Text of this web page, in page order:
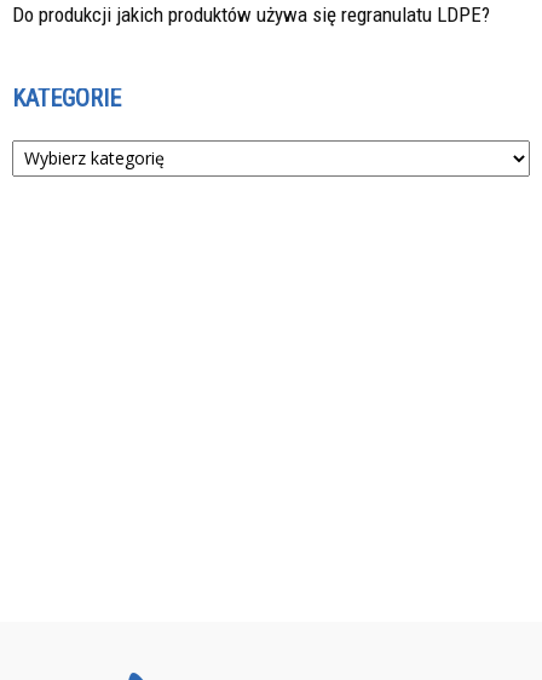
Do produkcji jakich produktów używa się regranulatu LDPE?
KATEGORIE
Kategorie